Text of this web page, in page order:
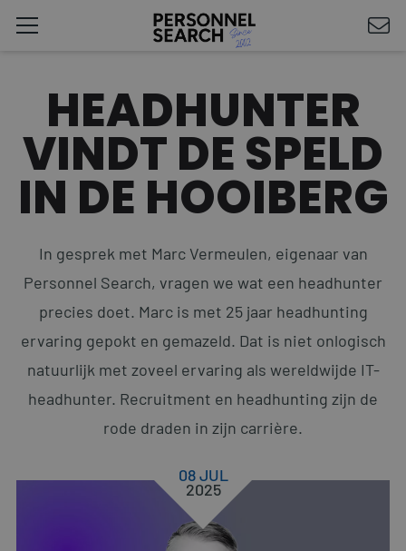
HEADHUNTER
VINDT DE SPELD
IN DE HOOIBERG
In gesprek met Marc Vermeulen, eigenaar van
Personnel Search, vragen we wat een headhunter
precies doet. Marc is met 25 jaar headhunting
ervaring gepokt en gemazeld. Dat is niet onlogisch
natuurlijk met zoveel ervaring als wereldwijde IT-
headhunter. Recruitment en headhunting zijn de
rode draden in zijn carrière.
08 JUL
2025